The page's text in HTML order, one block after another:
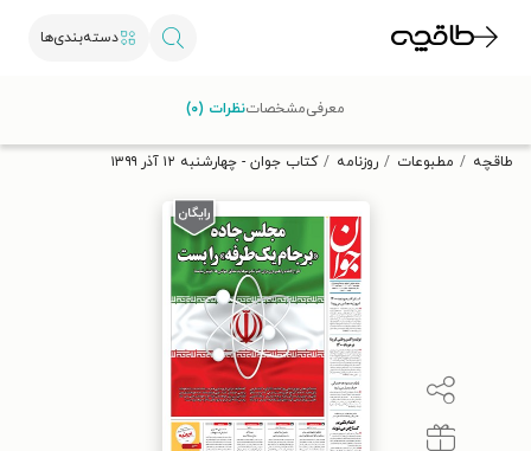
دسته‌بندی‌ها
تخفیف از طاقچه دریافت کن.
طاقچه مطبوعات روزنامه کتاب جوان - چهارشنبه ۱۲ آذر ۱۳۹۹
معرفیمشخصاتنظرات (۰)